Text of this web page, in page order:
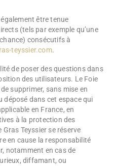
être tenue
(tels par exemple qu’une
consécutifs à
teyssier.com.
de poser des questions dans
des utilisateurs. Le Foie
supprimer, sans mise en
déposé dans cet espace qui
en France, en
à la protection des
Teyssier se réserve
en cause la responsabilité
notamment en cas de
diffamant, ou